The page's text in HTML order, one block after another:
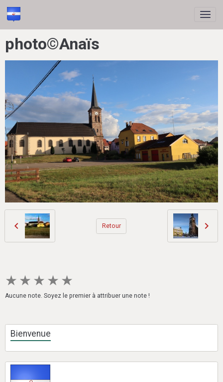
photo©Anaïs
Retour
★ ★ ★ ★ ★
Aucune note. Soyez le premier à attribuer une note !
Bienvenue